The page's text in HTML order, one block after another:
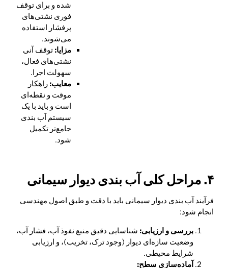
شده و برای توقف
فوری نشتی‌های
پرفشار استفاده
می‌شوند.
مزایا: توقف آنی
نشتی‌های فعال،
سهولت اجرا.
معایب: راهکار
موقت و نقطه‌ای
است و باید با یک
سیستم آب بندی
جامع‌تر تکمیل
شود.
۴. مراحل کلی آب بندی دیوار سیمانی
فرآیند آب بندی دیوار سیمانی باید با دقت و طبق اصول مهندسی
انجام شود:
بررسی و ارزیابی: شناسایی دقیق منبع نفوذ آب، فشار آب،
وضعیت سازه‌ای دیوار (وجود ترک، تخریب)، و ارزیابی
شرایط محیطی.
آماده‌سازی سطح: